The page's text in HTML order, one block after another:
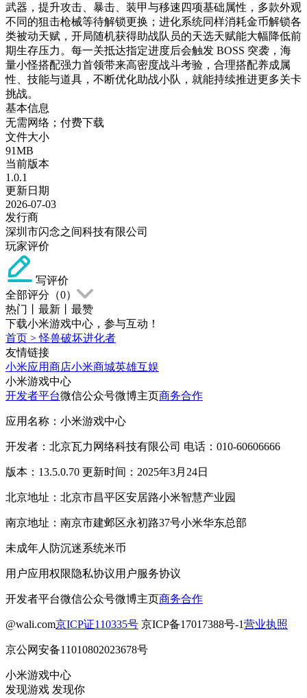
武器，提升攻击、暴击、装甲与移速四项基础属性，多款外观
不同的狙击枪械等待解锁更换；进化系统同样消耗金币解锁各
类被动天赋，开局随机获得助战队员的天选天赋能大幅降低前
期生存压力。每一关抵达指定进度后会触发 BOSS 突袭，海
量小怪搭配强力首领带来高密度战斗考验，合理搭配养成属
性、技能与道具，不断优化助战小队，就能持续推进更多关卡
挑战。
基本信息
无需网络；付费下载
文件大小
91MB
当前版本
1.0.1
更新日期
2026-07-03
发行商
深圳市闪念之间科技有限公司
玩家评价
写评价
全部评分（0）
热门
最新
最赞
下载小米游戏中心，参与互动！
首页 >怪兽破坏进化者
友情链接
小米应用商店小米商城英雄互娱
小米游戏中心
开发者平台微信公众号微博主页商务合作
应用名称：小米游戏中心
开发者：北京瓦力网络科技有限公司 电话：010-60606666
版本：13.5.0.70 更新时间：2025年3月24日
北京地址：北京市昌平区安居路小米智慧产业园
南京地址：南京市建邺区永初路37号小米华东总部
未成年人防沉迷系统米币
用户应用权限隐私协议用户服务协议
开发者平台微信公众号微博主页商务合作
@wali.com京ICP证110335号 京ICP备17017388号-1营业执照
京公网安备11010802023678号
小米游戏中心
发现游戏 发现你